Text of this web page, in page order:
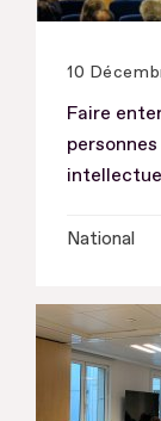
10
Faire
National